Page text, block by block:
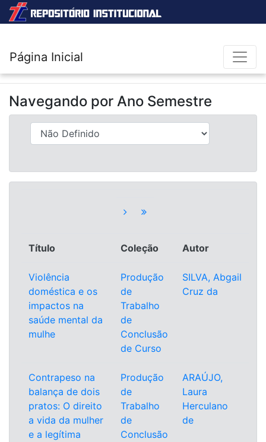
Página Inicial
Navegando por Ano Semestre
Título Coleção Autor
Violência
doméstica e os
impactos na
saúde mental da
mulhe
Produção
de
Trabalho
de
Conclusão
de Curso
SILVA, Abgail
Cruz da
Contrapeso na
balança de dois
pratos: O direito
a vida da mulher
e a legítima
Produção
de
Trabalho
de
Conclusão
ARAÚJO,
Laura
Herculano
de